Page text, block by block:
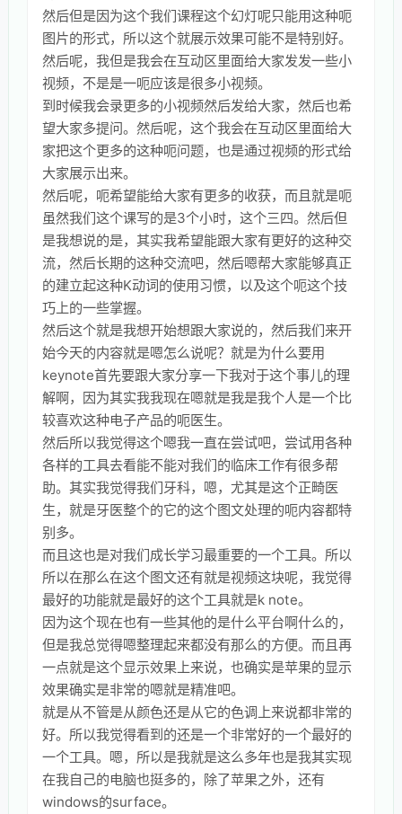
然后但是因为这个我们课程这个幻灯呢只能用这种呃
图片的形式，所以这个就展示效果可能不是特别好。
然后呢，我但是我会在互动区里面给大家发发一些小
视频，不是是一呃应该是很多小视频。
到时候我会录更多的小视频然后发给大家，然后也希
望大家多提问。然后呢，这个我会在互动区里面给大
家把这个更多的这种呃问题，也是通过视频的形式给
大家展示出来。
然后呢，呃希望能给大家有更多的收获，而且就是呃
虽然我们这个课写的是3个小时，这个三四。然后但
是我想说的是，其实我希望能跟大家有更好的这种交
流，然后长期的这种交流吧，然后嗯帮大家能够真正
的建立起这种K动词的使用习惯，以及这个呃这个技
巧上的一些掌握。
然后这个就是我想开始想跟大家说的，然后我们来开
始今天的内容就是嗯怎么说呢？就是为什么要用
keynote首先要跟大家分享一下我对于这个事儿的理
解啊，因为其实我我现在嗯就是我是我个人是一个比
较喜欢这种电子产品的呃医生。
然后所以我觉得这个嗯我一直在尝试吧，尝试用各种
各样的工具去看能不能对我们的临床工作有很多帮
助。其实我觉得我们牙科，嗯，尤其是这个正畸医
生，就是牙医整个的它的这个图文处理的呃内容都特
别多。
而且这也是对我们成长学习最重要的一个工具。所以
所以在那么在这个图文还有就是视频这块呢，我觉得
最好的功能就是最好的这个工具就是k note。
因为这个现在也有一些其他的是什么平台啊什么的，
但是我总觉得嗯整理起来都没有那么的方便。而且再
一点就是这个显示效果上来说，也确实是苹果的显示
效果确实是非常的嗯就是精准吧。
就是从不管是从颜色还是从它的色调上来说都非常的
好。所以我觉得看到的还是一个非常好的一个最好的
一个工具。嗯，所以是我就是这么多年也是我其实现
在我自己的电脑也挺多的，除了苹果之外，还有
windows的surface。